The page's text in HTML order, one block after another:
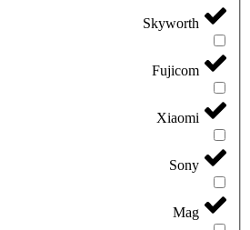
Skyworth
Fujicom
Xiaomi
Sony
Mag